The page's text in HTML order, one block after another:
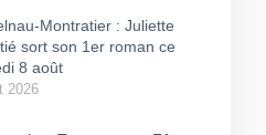
Montratier : Juliette
sort son 1er roman ce
8 août
2026